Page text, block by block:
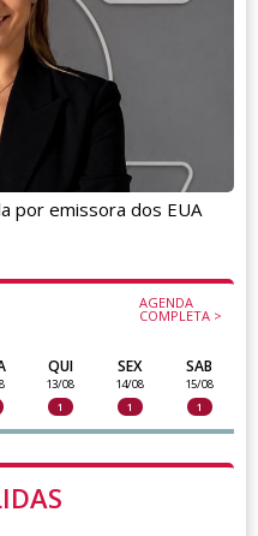
AGENDA
COMPLETA >
QUI
13/08
1
SEX
14/08
1
SAB
15/08
1
por emissora dos EUA